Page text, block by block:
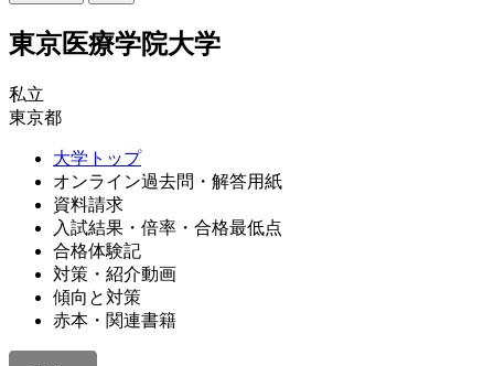
東京医療学院大学
私立
東京都
大学トップ
オンライン過去問・解答用紙
資料請求
入試結果・倍率・合格最低点
合格体験記
対策・紹介動画
傾向と対策
赤本・関連書籍